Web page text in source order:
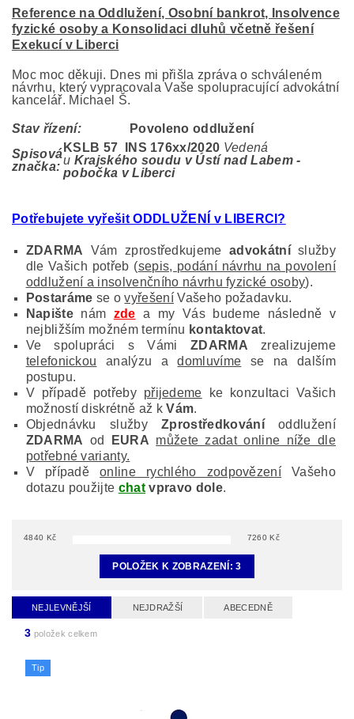
Reference na Oddlužení, Osobní bankrot, Insolvence
fyzické osoby a Konsolidaci dluhů včetně řešení
Exekucí v Liberci
Moc moc děkuji. Dnes mi přišla zpráva o schváleném
návrhu, který vypracovala Vaše spolupracující advokátní
kancelář. Michael Š.
Stav řízení:
Povoleno oddlužení
Spisová
značka:
KSLB 57 INS 176xx/2020 Vedená
u Krajského soudu v Ústí nad Labem -
pobočka v Liberci
Potřebujete vyřešit ODDLUŽENÍ v LIBERCI?
ZDARMA Vám zprostředkujeme advokátníslužby
dle Vašich potřeb (sepis, podání návrhu na povolení
oddlužení a insolvenčního návrhu fyzické osoby).
Postaráme se ovyřešeníVašeho požadavku.
Napištenám zde a my Vás budeme následně v
nejbližším možném termínu kontaktovat.
Ve spolupráci s Vámi ZDARMA zrealizujeme
telefonickou analýzu adomluvíme se na dalším
postupu.
V případě potřeby přijedeme ke konzultaci Vašich
možností diskrétně až kVám.
Objednávku služby
Zprostředkováníoddlužení
ZDARMA od EURA můžete zadat online níže dle
potřebné varianty.
V případěonline rychlého zodpovězení Vašeho
dotazu použijte chatvpravo dole.
4840 Kč 7260 Kč
POLOŽEK K ZOBRAZENÍ:3
NEJLEVNĚJŠÍ NEJDRAŽŠÍ ABECEDNĚ
3 položek celkem
Tip